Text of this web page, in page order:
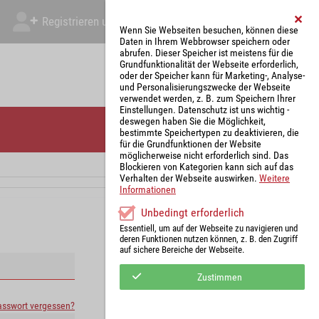
Registrieren und Angebot abgeben Mein Account
vergessen?
Wenn Sie Webseiten besuchen, können diese
Daten in Ihrem Webbrowser speichern oder
abrufen. Dieser Speicher ist meistens für die
Grundfunktionalität der Webseite erforderlich,
oder der Speicher kann für Marketing-, Analyse-
und Personalisierungszwecke der Webseite
verwendet werden, z. B. zum Speichern Ihrer
Einstellungen. Datenschutz ist uns wichtig -
deswegen haben Sie die Möglichkeit,
bestimmte Speichertypen zu deaktivieren, die
für die Grundfunktionen der Website
möglicherweise nicht erforderlich sind. Das
Blockieren von Kategorien kann sich auf das
Verhalten der Webseite auswirken. Weitere
Informationen
Unbedingt erforderlich
Essentiell, um auf der Webseite zu navigieren und
deren Funktionen nutzen können, z. B. den Zugriff
auf sichere Bereiche der Webseite.
Zustimmen